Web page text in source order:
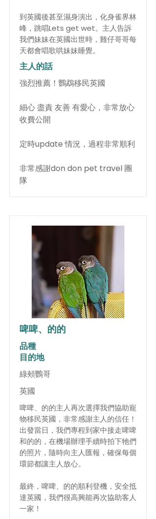
到英國後甚至濕身演出，化身雀界林
峰，跳唱Lets get wet。主人告訴
我們妹妹在英國出世時，雞仔哥哥每
天都會唱歌哄妹妹睡覺。
主人的話
強烈推薦！鸚鵡移民英國
細心 盡責 友善 有愛心，非常放心
收費公開
定時update 情況，過程非常順利
非常感謝don don pet travel 團
隊
啤啤、的的
品種
目的地
綠頰鸚哥
英國
啤啤、的的主人再次選擇我們協助寵
物移民英國，非常感謝主人的信任！
出發當日，我們專程到家中接走啤啤
和的的，在機場辦理手續時拍下牠們
的照片，隨時向主人匯報，確保每個
環節都讓主人放心。
最終，啤啤、的的順利登機，安全抵
達英國，我們很高興能再次協助客人
一家！